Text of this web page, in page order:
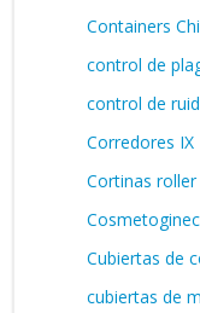
Containers
control de
control de
Corredores IX
Cortinas roller
Cubiertas de
cubiertas de